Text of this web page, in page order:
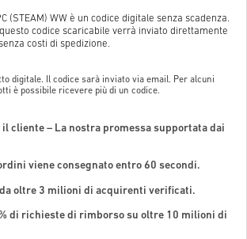
(STEAM) WW è un codice digitale senza scadenza.
codice scaricabile verrà inviato direttamente
costi di spedizione.
digitale. Il codice sarà inviato via email. Per alcuni
è possibile ricevere più di un codice.
il cliente – La nostra promessa supportata dai
viene consegnato entro 60 secondi.
oltre 3 milioni di acquirenti verificati.
di richieste di rimborso su oltre 10 milioni di